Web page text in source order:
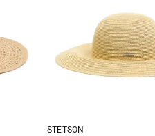
STETSON